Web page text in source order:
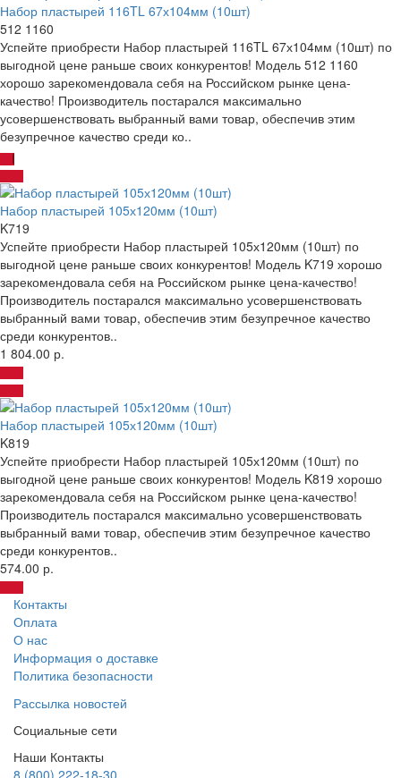
Набор пластырей 116TL 67х104мм (10шт)
512 1160
Успейте приобрести Набор пластырей 116TL 67х104мм (10шт) по
выгодной цене раньше своих конкурентов! Модель 512 1160
хорошо зарекомендовала себя на Российском рынке цена-
качество! Производитель постарался максимально
усовершенствовать выбранный вами товар, обеспечив этим
безупречное качество среди ко..
Набор пластырей 105х120мм (10шт)
K719
Успейте приобрести Набор пластырей 105х120мм (10шт) по
выгодной цене раньше своих конкурентов! Модель K719 хорошо
зарекомендовала себя на Российском рынке цена-качество!
Производитель постарался максимально усовершенствовать
выбранный вами товар, обеспечив этим безупречное качество
среди конкурентов..
1 804.00 р.
Набор пластырей 105х120мм (10шт)
K819
Успейте приобрести Набор пластырей 105х120мм (10шт) по
выгодной цене раньше своих конкурентов! Модель K819 хорошо
зарекомендовала себя на Российском рынке цена-качество!
Производитель постарался максимально усовершенствовать
выбранный вами товар, обеспечив этим безупречное качество
среди конкурентов..
574.00 р.
Контакты
Оплата
О нас
Информация о доставке
Политика безопасности
Рассылка новостей
Социальные сети
Наши Контакты
8 (800) 222-18-30